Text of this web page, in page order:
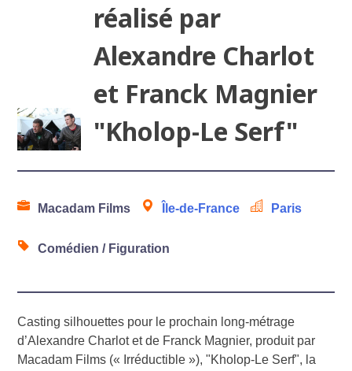
réalisé par
Alexandre Charlot
et Franck Magnier
"Kholop-Le Serf"
Macadam Films Île-de-France Paris
Comédien / Figuration
Casting silhouettes pour le prochain long-métrage
d’Alexandre Charlot et de Franck Magnier, produit par
Macadam Films (« Irréductible »), "Kholop-Le Serf", la